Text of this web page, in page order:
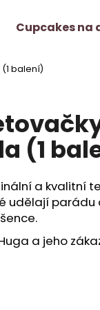
Cupcakes na
balení)
(1
a kvalitní
udělají parádu
a jeho
HLEDAT